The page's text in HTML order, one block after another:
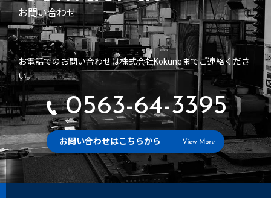
お問い合わせ
お電話でのお問い合わせは株式会社Kokuneまでご連絡くださ
い。
0563-64-3395
お問い合わせはこちらから